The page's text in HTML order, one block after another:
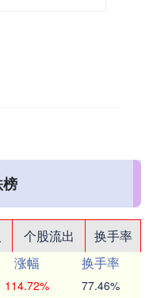
个股流出
换手率
涨幅
换手率
114.72% 77.46%